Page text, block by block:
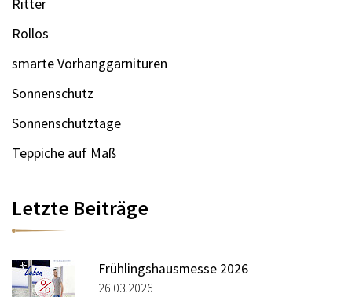
Ritter
Rollos
smarte Vorhanggarnituren
Sonnenschutz
Sonnenschutztage
Teppiche auf Maß
Letzte Beiträge
Frühlingshausmesse 2026
26.03.2026